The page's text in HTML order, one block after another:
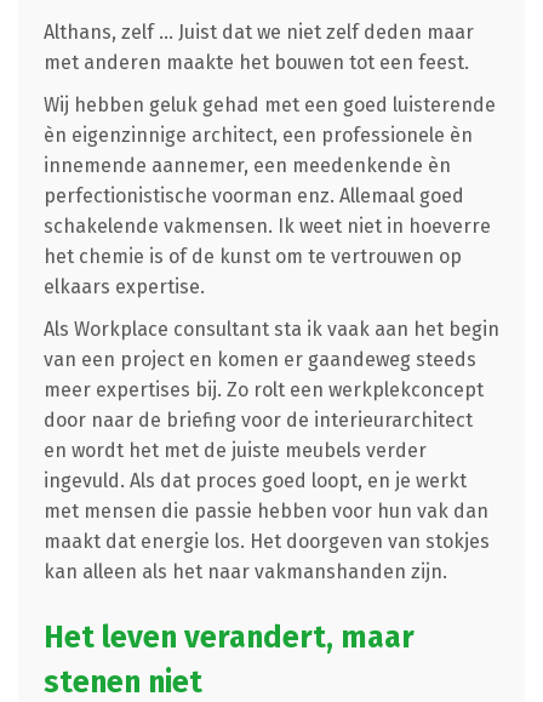
Althans, zelf … Juist dat we niet zelf deden maar
met anderen maakte het bouwen tot een feest.
Wij hebben geluk gehad met een goed luisterende
èn eigenzinnige architect, een professionele èn
innemende aannemer, een meedenkende èn
perfectionistische voorman enz. Allemaal goed
schakelende vakmensen. Ik weet niet in hoeverre
het chemie is of de kunst om te vertrouwen op
elkaars expertise.
Als Workplace consultant sta ik vaak aan het begin
van een project en komen er gaandeweg steeds
meer expertises bij. Zo rolt een werkplekconcept
door naar de briefing voor de interieurarchitect
en wordt het met de juiste meubels verder
ingevuld. Als dat proces goed loopt, en je werkt
met mensen die passie hebben voor hun vak dan
maakt dat energie los. Het doorgeven van stokjes
kan alleen als het naar vakmanshanden zijn.
Het leven verandert, maar
stenen niet